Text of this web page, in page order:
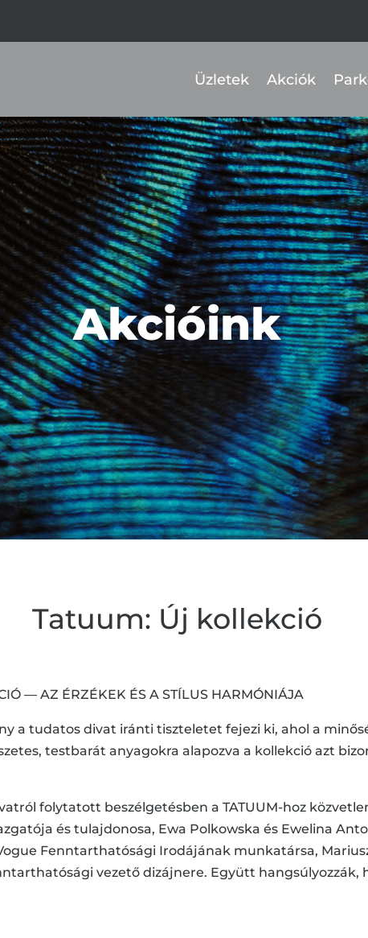
Üzletek Akciók
Akcióink
Tatuum: Új kollekció
— AZ ÉRZÉKEK ÉS A STÍLUS HARMÓNIÁJA
a tudatos divat iránti tiszteletet fejezi ki, ahol a
testbarát anyagokra alapozva a kollekció azt
folytatott beszélgetésben a TATUUM-hoz
és tulajdonosa, Ewa Polkowska és Ewelina
Fenntarthatósági Irodájának munkatársa,
vezető dizájnere. Együtt hangsúlyozzák,